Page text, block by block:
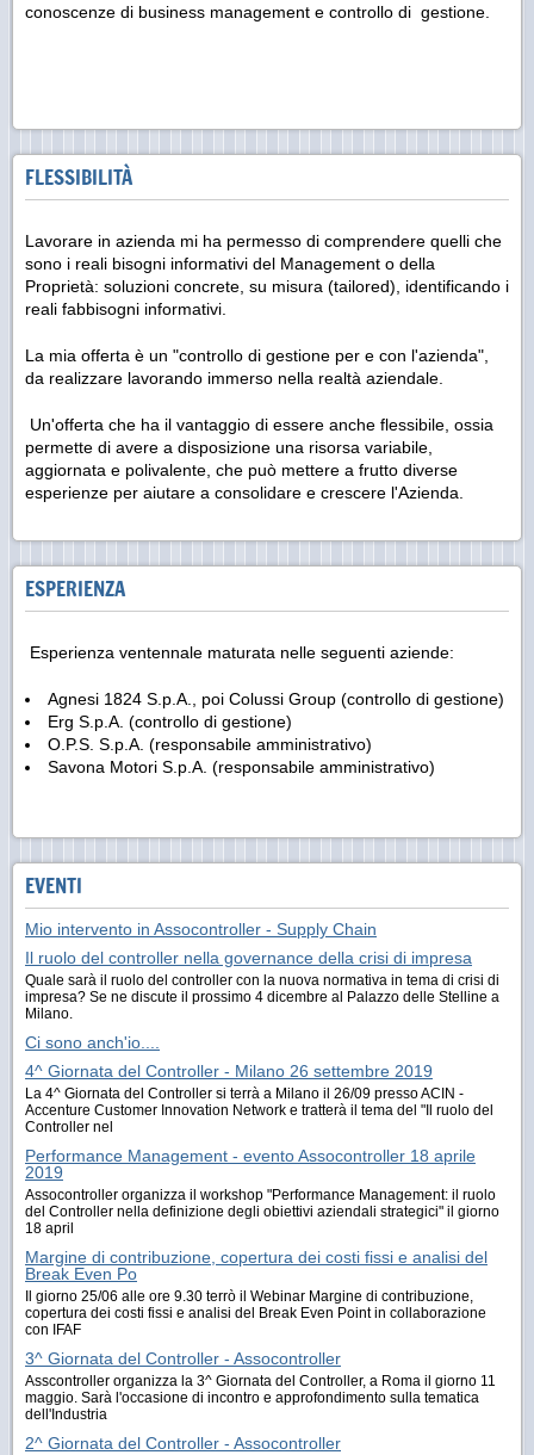
conoscenze di business management e controllo di gestione.
FLESSIBILITÀ
Lavorare in azienda mi ha permesso di comprendere quelli che
sono i reali bisogni informativi del Management o della
Proprietà: soluzioni concrete, su misura (tailored), identificando i
reali fabbisogni informativi.
La mia offerta è un "controllo di gestione per e con l'azienda",
da realizzare lavorando immerso nella realtà aziendale.
Un'offerta che ha il vantaggio di essere anche flessibile, ossia
permette di avere a disposizione una risorsa variabile,
aggiornata e polivalente, che può mettere a frutto diverse
esperienze per aiutare a consolidare e crescere l'Azienda.
ESPERIENZA
Esperienza ventennale maturata nelle seguenti aziende:
Agnesi 1824 S.p.A., poi Colussi Group (controllo di gestione)
Erg S.p.A. (controllo di gestione)
O.P.S. S.p.A. (responsabile amministrativo)
Savona Motori S.p.A. (responsabile amministrativo)
EVENTI
Mio intervento in Assocontroller - Supply Chain
Il ruolo del controller nella governance della crisi di impresa
Quale sarà il ruolo del controller con la nuova normativa in tema di crisi di
impresa? Se ne discute il prossimo 4 dicembre al Palazzo delle Stelline a
Milano.
Ci sono anch'io....
4^ Giornata del Controller - Milano 26 settembre 2019
La 4^ Giornata del Controller si terrà a Milano il 26/09 presso ACIN -
Accenture Customer Innovation Network e tratterà il tema del "Il ruolo del
Controller nel
Performance Management - evento Assocontroller 18 aprile
2019
Assocontroller organizza il workshop "Performance Management: il ruolo
del Controller nella definizione degli obiettivi aziendali strategici" il giorno
18 april
Margine di contribuzione, copertura dei costi fissi e analisi del
Break Even Po
Il giorno 25/06 alle ore 9.30 terrò il Webinar Margine di contribuzione,
copertura dei costi fissi e analisi del Break Even Point in collaborazione
con IFAF
3^ Giornata del Controller - Assocontroller
Asscontroller organizza la 3^ Giornata del Controller, a Roma il giorno 11
maggio. Sarà l'occasione di incontro e approfondimento sulla tematica
dell'Industria
2^ Giornata del Controller - Assocontroller